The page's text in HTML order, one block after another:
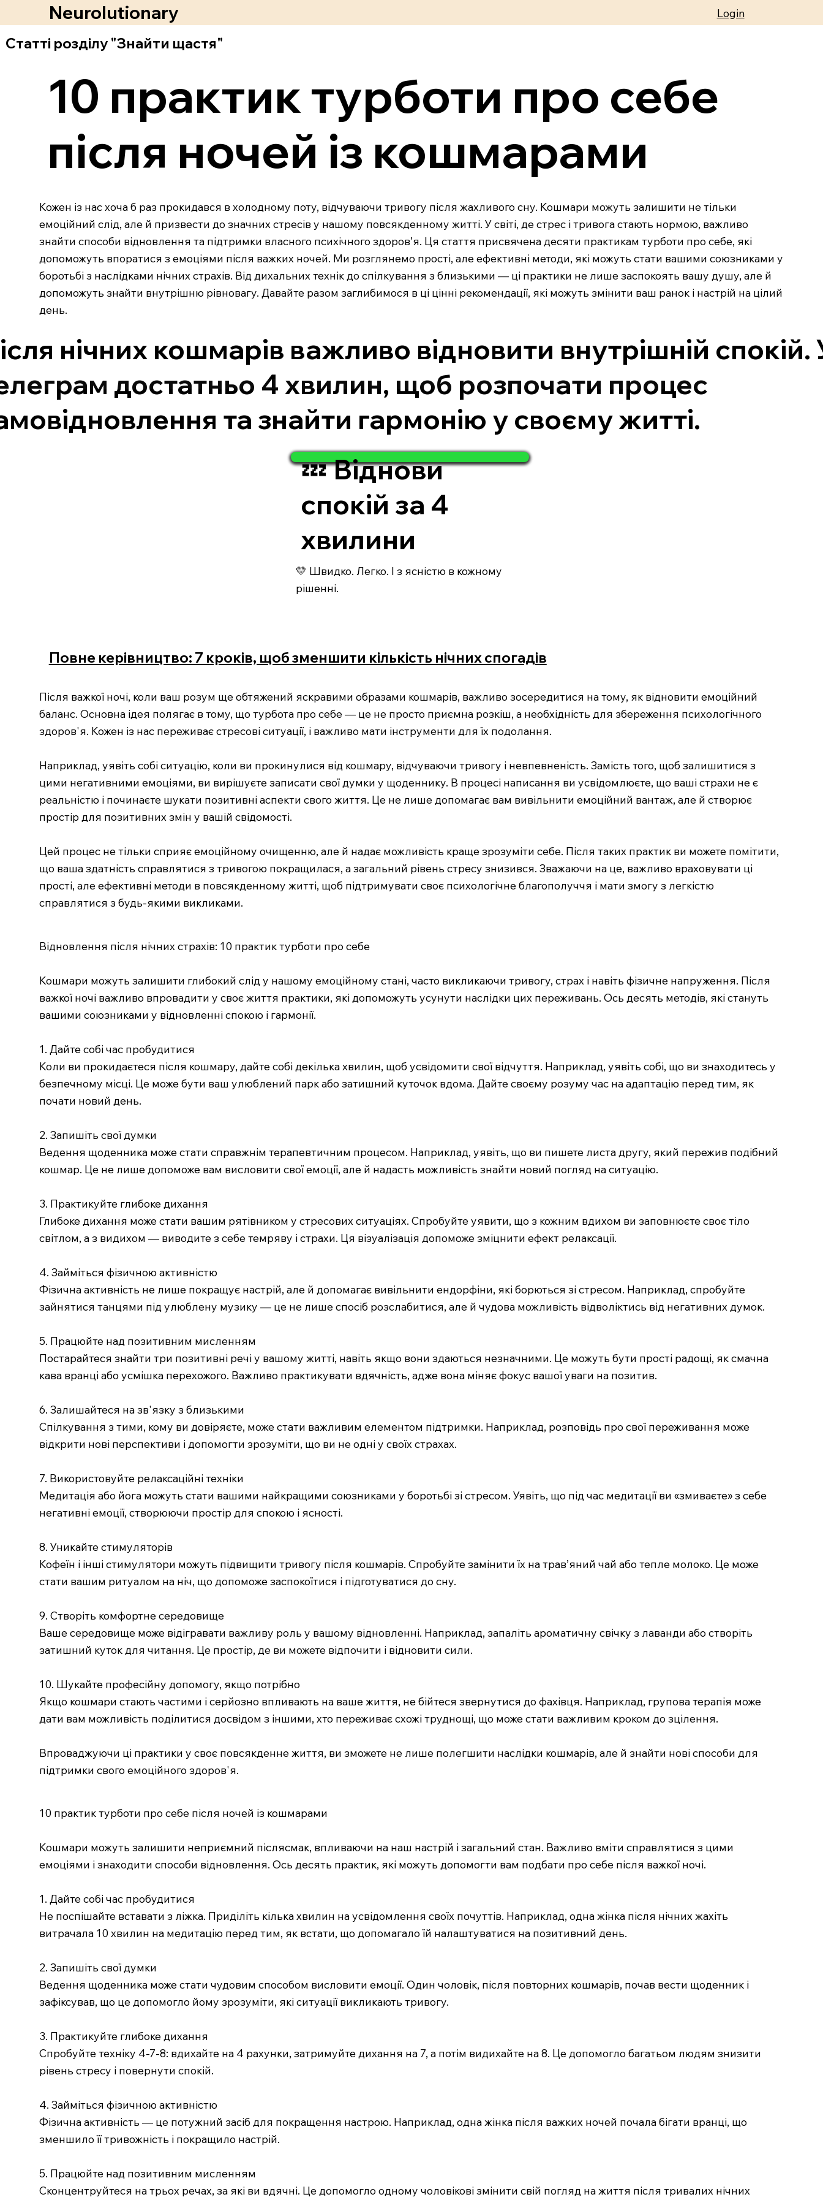
Neurolutionary Login
Статті розділу "Знайти щастя"
10 практик турботи про себе
після ночей із кошмарами
Кожен із нас хоча б раз прокидався в холодному поту, відчуваючи тривогу після жахливого сну. Кошмари можуть залишити не тільки
емоційний слід, але й призвести до значних стресів у нашому повсякденному житті. У світі, де стрес і тривога стають нормою, важливо
знайти способи відновлення та підтримки власного психічного здоров’я. Ця стаття присвячена десяти практикам турботи про себе, які
допоможуть впоратися з емоціями після важких ночей. Ми розглянемо прості, але ефективні методи, які можуть стати вашими союзниками у
боротьбі з наслідками нічних страхів. Від дихальних технік до спілкування з близькими — ці практики не лише заспокоять вашу душу, але й
допоможуть знайти внутрішню рівновагу. Давайте разом заглибимося в ці цінні рекомендації, які можуть змінити ваш ранок і настрій на цілий
день.
нічних кошмарів важливо відновити внутрішній спокій.
достатньо 4 хвилин, щоб розпочати процес
та знайти гармонію у своєму житті.
💤 Віднови
спокій за 4
хвилини
💛 Швидко. Легко. І з ясністю в кожному
рішенні.
Повне керівництво: 7 кроків, щоб зменшити кількість нічних спогадів
Після важкої ночі, коли ваш розум ще обтяжений яскравими образами кошмарів, важливо зосередитися на тому, як відновити емоційний
баланс. Основна ідея полягає в тому, що турбота про себе — це не просто приємна розкіш, а необхідність для збереження психологічного
здоров'я. Кожен із нас переживає стресові ситуації, і важливо мати інструменти для їх подолання.
Наприклад, уявіть собі ситуацію, коли ви прокинулися від кошмару, відчуваючи тривогу і невпевненість. Замість того, щоб залишитися з
цими негативними емоціями, ви вирішуєте записати свої думки у щоденнику. В процесі написання ви усвідомлюєте, що ваші страхи не є
реальністю і починаєте шукати позитивні аспекти свого життя. Це не лише допомагає вам вивільнити емоційний вантаж, але й створює
простір для позитивних змін у вашій свідомості.
Цей процес не тільки сприяє емоційному очищенню, але й надає можливість краще зрозуміти себе. Після таких практик ви можете помітити,
що ваша здатність справлятися з тривогою покращилася, а загальний рівень стресу знизився. Зважаючи на це, важливо враховувати ці
прості, але ефективні методи в повсякденному житті, щоб підтримувати своє психологічне благополуччя і мати змогу з легкістю
справлятися з будь-якими викликами.
Відновлення після нічних страхів: 10 практик турботи про себе
Кошмари можуть залишити глибокий слід у нашому емоційному стані, часто викликаючи тривогу, страх і навіть фізичне напруження. Після
важкої ночі важливо впровадити у своє життя практики, які допоможуть усунути наслідки цих переживань. Ось десять методів, які стануть
вашими союзниками у відновленні спокою і гармонії.
1. Дайте собі час пробудитися
Коли ви прокидаєтеся після кошмару, дайте собі декілька хвилин, щоб усвідомити свої відчуття. Наприклад, уявіть собі, що ви знаходитесь у
безпечному місці. Це може бути ваш улюблений парк або затишний куточок вдома. Дайте своєму розуму час на адаптацію перед тим, як
почати новий день.
2. Запишіть свої думки
Ведення щоденника може стати справжнім терапевтичним процесом. Наприклад, уявіть, що ви пишете листа другу, який пережив подібний
кошмар. Це не лише допоможе вам висловити свої емоції, але й надасть можливість знайти новий погляд на ситуацію.
3. Практикуйте глибоке дихання
Глибоке дихання може стати вашим рятівником у стресових ситуаціях. Спробуйте уявити, що з кожним вдихом ви заповнюєте своє тіло
світлом, а з видихом — виводите з себе темряву і страхи. Ця візуалізація допоможе зміцнити ефект релаксації.
4. Займіться фізичною активністю
Фізична активність не лише покращує настрій, але й допомагає вивільнити ендорфіни, які борються зі стресом. Наприклад, спробуйте
зайнятися танцями під улюблену музику — це не лише спосіб розслабитися, але й чудова можливість відволіктись від негативних думок.
5. Працюйте над позитивним мисленням
Постарайтеся знайти три позитивні речі у вашому житті, навіть якщо вони здаються незначними. Це можуть бути прості радощі, як смачна
кава вранці або усмішка перехожого. Важливо практикувати вдячність, адже вона міняє фокус вашої уваги на позитив.
6. Залишайтеся на зв'язку з близькими
Спілкування з тими, кому ви довіряєте, може стати важливим елементом підтримки. Наприклад, розповідь про свої переживання може
відкрити нові перспективи і допомогти зрозуміти, що ви не одні у своїх страхах.
7. Використовуйте релаксаційні техніки
Медитація або йога можуть стати вашими найкращими союзниками у боротьбі зі стресом. Уявіть, що під час медитації ви «змиваєте» з себе
негативні емоції, створюючи простір для спокою і ясності.
8. Уникайте стимуляторів
Кофеїн і інші стимулятори можуть підвищити тривогу після кошмарів. Спробуйте замінити їх на трав’яний чай або тепле молоко. Це може
стати вашим ритуалом на ніч, що допоможе заспокоїтися і підготуватися до сну.
9. Створіть комфортне середовище
Ваше середовище може відігравати важливу роль у вашому відновленні. Наприклад, запаліть ароматичну свічку з лаванди або створіть
затишний куток для читання. Це простір, де ви можете відпочити і відновити сили.
10. Шукайте професійну допомогу, якщо потрібно
Якщо кошмари стають частими і серйозно впливають на ваше життя, не бійтеся звернутися до фахівця. Наприклад, групова терапія може
дати вам можливість поділитися досвідом з іншими, хто переживає схожі труднощі, що може стати важливим кроком до зцілення.
Впроваджуючи ці практики у своє повсякденне життя, ви зможете не лише полегшити наслідки кошмарів, але й знайти нові способи для
підтримки свого емоційного здоров'я.
10 практик турботи про себе після ночей із кошмарами
Кошмари можуть залишити неприємний післясмак, впливаючи на наш настрій і загальний стан. Важливо вміти справлятися з цими
емоціями і знаходити способи відновлення. Ось десять практик, які можуть допомогти вам подбати про себе після важкої ночі.
1. Дайте собі час пробудитися
Не поспішайте вставати з ліжка. Приділіть кілька хвилин на усвідомлення своїх почуттів. Наприклад, одна жінка після нічних жахіть
витрачала 10 хвилин на медитацію перед тим, як встати, що допомагало їй налаштуватися на позитивний день.
2. Запишіть свої думки
Ведення щоденника може стати чудовим способом висловити емоції. Один чоловік, після повторних кошмарів, почав вести щоденник і
зафіксував, що це допомогло йому зрозуміти, які ситуації викликають тривогу.
3. Практикуйте глибоке дихання
Спробуйте техніку 4-7-8: вдихайте на 4 рахунки, затримуйте дихання на 7, а потім видихайте на 8. Це допомогло багатьом людям знизити
рівень стресу і повернути спокій.
4. Займіться фізичною активністю
Фізична активність — це потужний засіб для покращення настрою. Наприклад, одна жінка після важких ночей почала бігати вранці, що
зменшило її тривожність і покращило настрій.
5. Працюйте над позитивним мисленням
Сконцентруйтеся на трьох речах, за які ви вдячні. Це допомогло одному чоловікові змінити свій погляд на життя після тривалих нічних